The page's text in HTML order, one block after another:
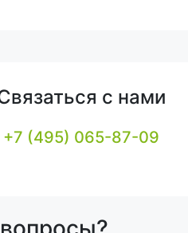
с нами
+7 (495) 065-87-09